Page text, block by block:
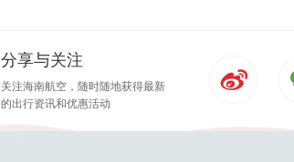
分享与关注
关注海南航空，随时随地获得最新
的出行资讯和优惠活动